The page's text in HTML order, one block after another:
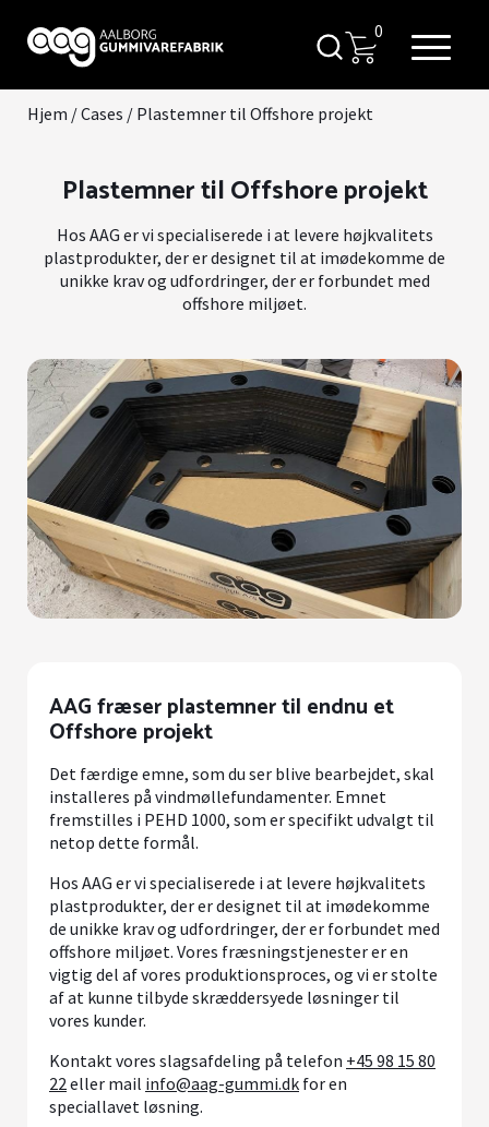
0
Hjem /Cases / Plastemner til Offshore projekt
Plastemner til Offshore projekt
Hos AAG er vi specialiserede i at levere højkvalitets
plastprodukter, der er designet til at imødekomme de
unikke krav og udfordringer, der er forbundet med
offshore miljøet.
AAG fræser plastemner til endnu et
Offshore projekt
Det færdige emne, som du ser blive bearbejdet, skal
installeres på vindmøllefundamenter. Emnet
fremstilles i PEHD 1000, som er specifikt udvalgt til
netop dette formål.
Hos AAG er vi specialiserede i at levere højkvalitets
plastprodukter, der er designet til at imødekomme
de unikke krav og udfordringer, der er forbundet med
offshore miljøet. Vores fræsningstjenester er en
vigtig del af vores produktionsproces, og vi er stolte
af at kunne tilbyde skræddersyede løsninger til
vores kunder.
Kontakt vores slagsafdeling på telefon +45 98 15 80
22eller mail info@aag-gummi.dk for en
speciallavet løsning.